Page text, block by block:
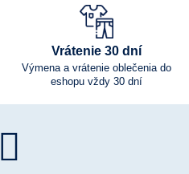
Vrátenie 30 dní
Výmena a vrátenie oblečenia do
eshopu vždy 30 dní